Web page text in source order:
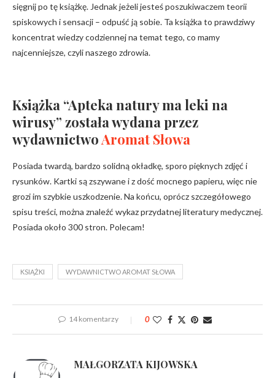
sięgnij po tę książkę. Jednak jeżeli jesteś poszukiwaczem teorii
spiskowych i sensacji – odpuść ją sobie. Ta książka to prawdziwy
koncentrat wiedzy codziennej na temat tego, co mamy
najcenniejsze, czyli naszego zdrowia.
Książka “Apteka natury ma leki na
wirusy” została wydana przez
wydawnictwoAromat Słowa
Posiada twardą, bardzo solidną okładkę, sporo pięknych zdjęć i
rysunków. Kartki są zszywane i z dość mocnego papieru, więc nie
grozi im szybkie uszkodzenie. Na końcu, oprócz szczegółowego
spisu treści, można znaleźć wykaz przydatnej literatury medycznej.
Posiada około 300 stron. Polecam!
KSIĄŻKI WYDAWNICTWO AROMAT SŁOWA
14 komentarzy 0
MAŁGORZATA KIJOWSKA